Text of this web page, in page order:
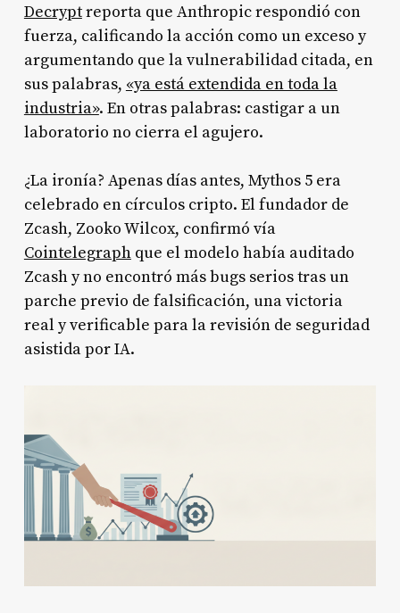
Decryptreporta que Anthropic respondió con
fuerza, calificando la acción como un exceso y
argumentando que la vulnerabilidad citada, en
sus palabras, «ya está extendida en toda la
industria». En otras palabras: castigar a un
laboratorio no cierra el agujero.
¿La ironía? Apenas días antes, Mythos 5 era
celebrado en círculos cripto. El fundador de
Zcash, Zooko Wilcox, confirmó vía
Cointelegraphque el modelo había auditado
Zcash y no encontró más bugs serios tras un
parche previo de falsificación, una victoria
real y verificable para la revisión de seguridad
asistida por IA.